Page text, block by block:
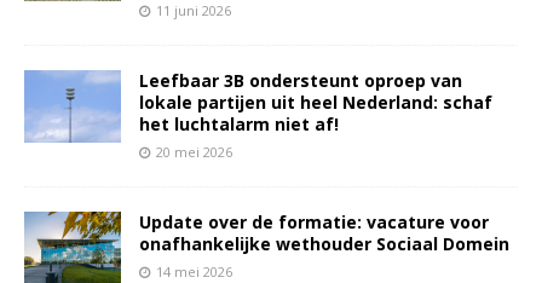
11 juni 2026
Leefbaar 3B ondersteunt oproep van
lokale partijen uit heel Nederland: schaf
het luchtalarm niet af!
20 mei 2026
Update over de formatie: vacature voor
onafhankelijke wethouder Sociaal Domein
14 mei 2026